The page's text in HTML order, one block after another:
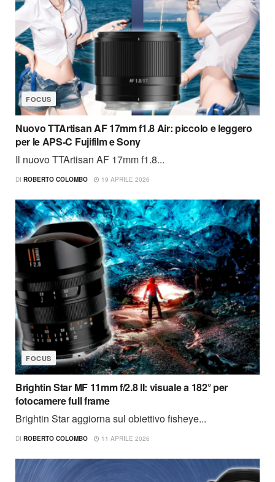
FOCUS
Nuovo TTArtisan AF 17mm f1.8 Air: piccolo e leggero
per le APS-C Fujifilm e Sony
Il nuovo TTArtisan AF 17mm f1.8...
DI ROBERTO COLOMBO 19 APRILE 2026
FOCUS
Brightin Star MF 11mm f/2.8 II: visuale a 182° per
fotocamere full frame
Brightin Star aggiorna sul obiettivo fisheye...
DI ROBERTO COLOMBO 11 APRILE 2026